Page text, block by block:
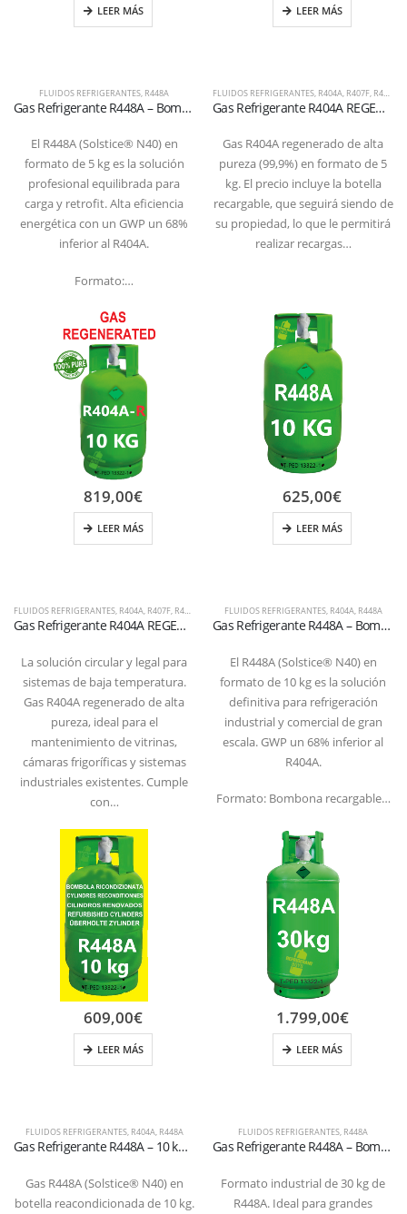
FLUIDOS REFRIGERANTES, R448A
Gas Refrigerante R448A – Bombona 5 kg válvula1/4 SAE
El R448A (Solstice® N40) en
formato de 5 kg es la solución
profesional equilibrada para
carga y retrofit. Alta eficiencia
energética con un GWP un 68%
inferior al R404A.
Formato:…
LEER MÁS
FLUIDOS REFRIGERANTES, R404A, R407F, R407H
Gas Refrigerante R404A REGENERADO – Botella Recargable 5 kg T-PED (Válvula 1/4″ SAE)
Gas R404A regenerado de alta
pureza (99,9%) en formato de 5
kg. El precio incluye la botella
recargable, que seguirá siendo de
su propiedad, lo que le permitirá
realizar recargas…
LEER MÁS
FLUIDOS REFRIGERANTES, R404A, R407F, R407H R448A,R449A, R452A
Gas Refrigerante R404A REGENERADO – Botella Recargable 10 kg T-PED (Válvula 1/4″ SAE) – Pureza 99,9%
La solución circular y legal para
sistemas de baja temperatura.
Gas R404A regenerado de alta
pureza, ideal para el
mantenimiento de vitrinas,
cámaras frigoríficas y sistemas
industriales existentes. Cumple
con…
819,00€
LEER MÁS
FLUIDOS REFRIGERANTES, R404A, R448A
Gas Refrigerante R448A – Bombona Recargable 10 kg 1/4 SAE
El R448A (Solstice® N40) en
formato de 10 kg es la solución
definitiva para refrigeración
industrial y comercial de gran
escala. GWP un 68% inferior al
R404A.
Formato: Bombona recargable…
625,00€
LEER MÁS
FLUIDOS REFRIGERANTES, R404A, R448A
Gas Refrigerante R448A – 10 kg – Botella REACONDICIONADA con válvula 1/4
Gas R448A (Solstice® N40) en
botella reacondicionada de 10 kg.
609,00€
LEER MÁS
FLUIDOS REFRIGERANTES, R448A
Gas Refrigerante R448A – Bombona 30 kg – Válvula 21,8 x 1/14″
Formato industrial de 30 kg de
R448A. Ideal para grandes
1.799,00€
LEER MÁS